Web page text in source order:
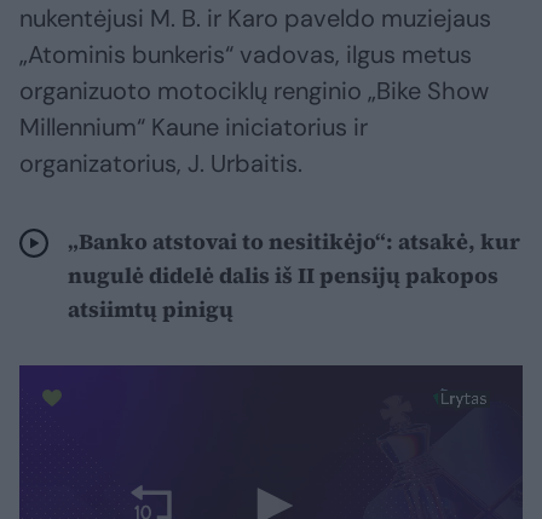
nukentėjusi M. B. ir Karo paveldo muziejaus
„Atominis bunkeris“ vadovas, ilgus metus
organizuoto motociklų renginio „Bike Show
Millennium“ Kaune iniciatorius ir
organizatorius, J. Urbaitis.
„Banko atstovai to nesitikėjo“: atsakė, kur
nugulė didelė dalis iš II pensijų pakopos
atsiimtų pinigų